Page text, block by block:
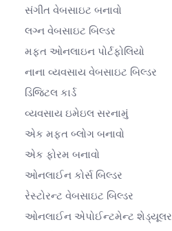
સંગીત વેબસાઇટ બનાવો
લગ્ન વેબસાઇટ બિલ્ડર
મફત ઓનલાઇન પોર્ટફોલિયો
નાના વ્યવસાય વેબસાઇટ બિલ્ડર
ડિજિટલ કાર્ડ
વ્યવસાય ઇમેઇલ સરનામું
એક મફત બ્લોગ બનાવો
એક ફોરમ બનાવો
ઓનલાઈન કોર્સ બિલ્ડર
રેસ્ટોરન્ટ વેબસાઇટ બિલ્ડર
ઓનલાઈન એપોઈન્ટમેન્ટ શેડ્યૂલર